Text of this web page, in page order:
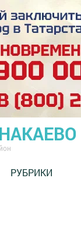
РУБРИКИ